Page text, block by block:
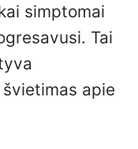
simptomai
Tai
apie